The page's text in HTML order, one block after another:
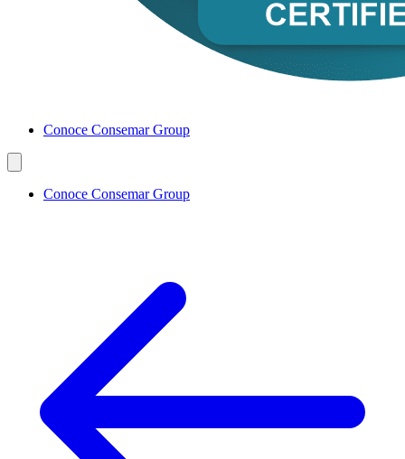
Conoce Consemar Group
Conoce Consemar Group